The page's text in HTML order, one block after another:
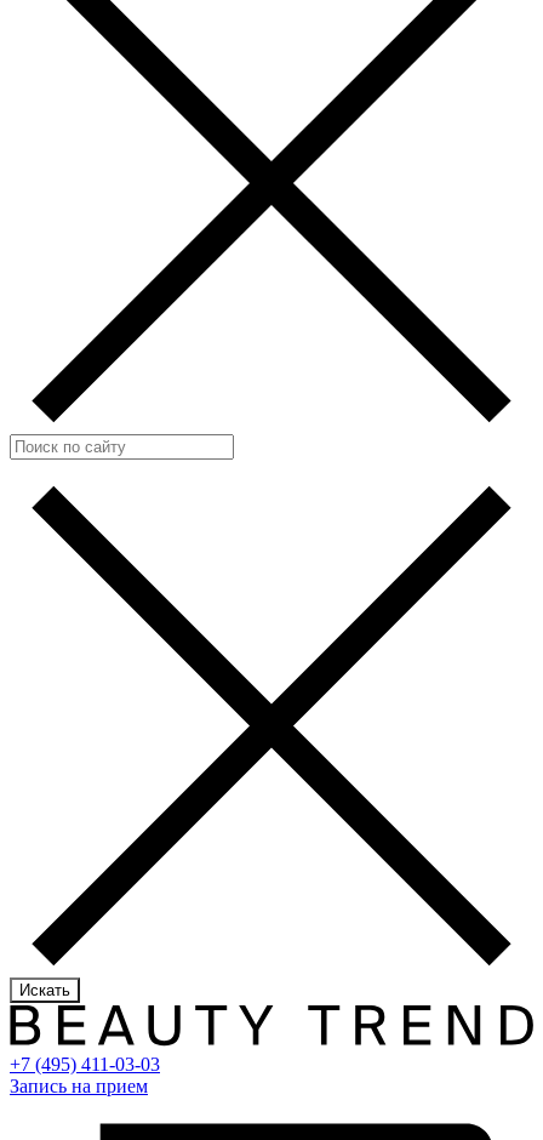
Искать
+7 (495) 411-03-03
Запись на прием